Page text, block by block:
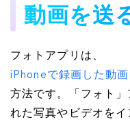
動画を送
フォトアプリは、
iPhoneで録画した動
方法です。「フォト
れた写真やビデオを